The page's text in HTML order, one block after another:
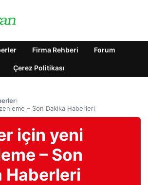
Firma Rehberi Forum
Çerez Politikası
›
– Son Dakika Haberleri
için yeni
– Son
Haberleri